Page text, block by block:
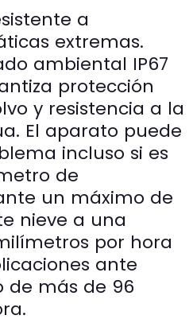
a
extremas.
ambiental IP67
protección
y resistencia a la
El aparato puede
incluso si es
de
un máximo de
nieve a una
por hora
ante
de más de 96